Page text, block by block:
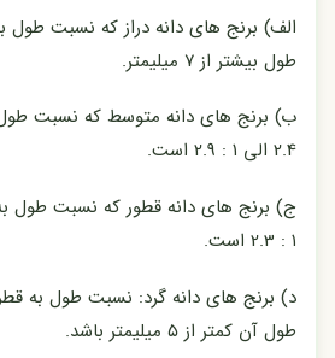
طول بیشتر از ۷ میلیمتر.
2.4 الی ۱ : 2.9 است.
۱ : 2.3 است.
طول آن کمتر از ۵ میلیمتر باشد.